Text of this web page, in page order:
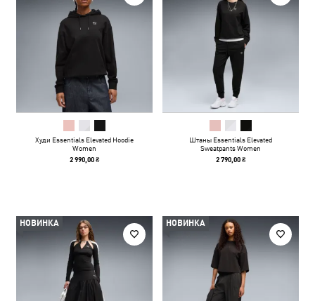
Худи Essentials Elevated Hoodie
Women
2 990,00 ₴
Штаны Essentials Elevated
Sweatpants Women
2 790,00 ₴
НОВИНКА НОВИНКА